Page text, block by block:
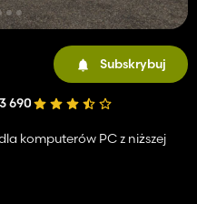
Subskrybuj
690
komputerów PC z niższej